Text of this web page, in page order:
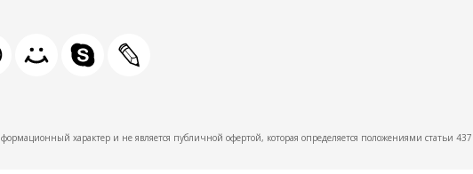
характер и не является публичной офертой, которая определяется положениями статьи 437